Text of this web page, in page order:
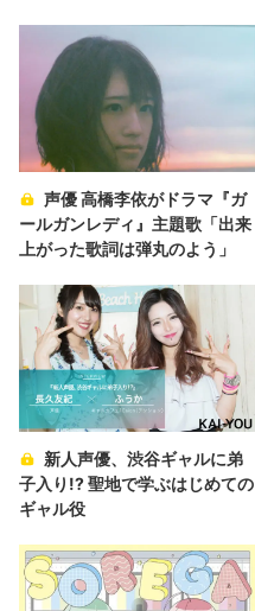
声優 高橋李依がドラマ『ガ
ールガンレディ』主題歌「出来
上がった歌詞は弾丸のよう」
新人声優、渋谷ギャルに弟
子入り!? 聖地で学ぶはじめての
ギャル役